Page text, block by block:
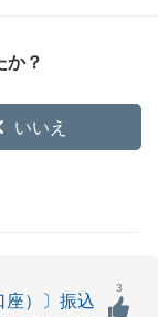
か？
いいえ
座）〕振込
3